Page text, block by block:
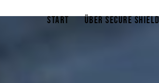
Start Über Secure Shield